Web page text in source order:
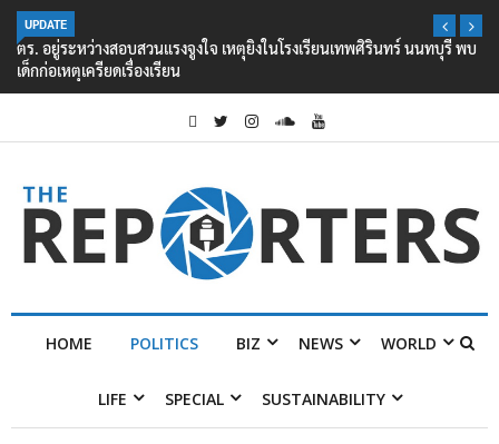
UPDATE
ตร. อยู่ระหว่างสอบสวนแรงจูงใจ เหตุยิงในโรงเรียนเทพศิรินทร์ นนทบุรี พบ
เด็กก่อเหตุเครียดเรื่องเรียน
HOME POLITICS BIZ NEWS WORLD
LIFE SPECIAL SUSTAINABILITY